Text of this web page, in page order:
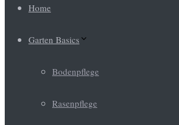
Home
Garten Basics
Bodenpflege
Rasenpflege